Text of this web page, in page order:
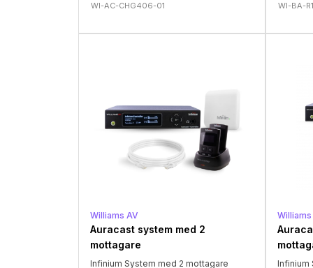
WI-AC-CHG406-01 WI-BA-R1
Williams AV
Auracast system med 2
mottagare
Infinium System med 2 mottagare
Williams
Infinium